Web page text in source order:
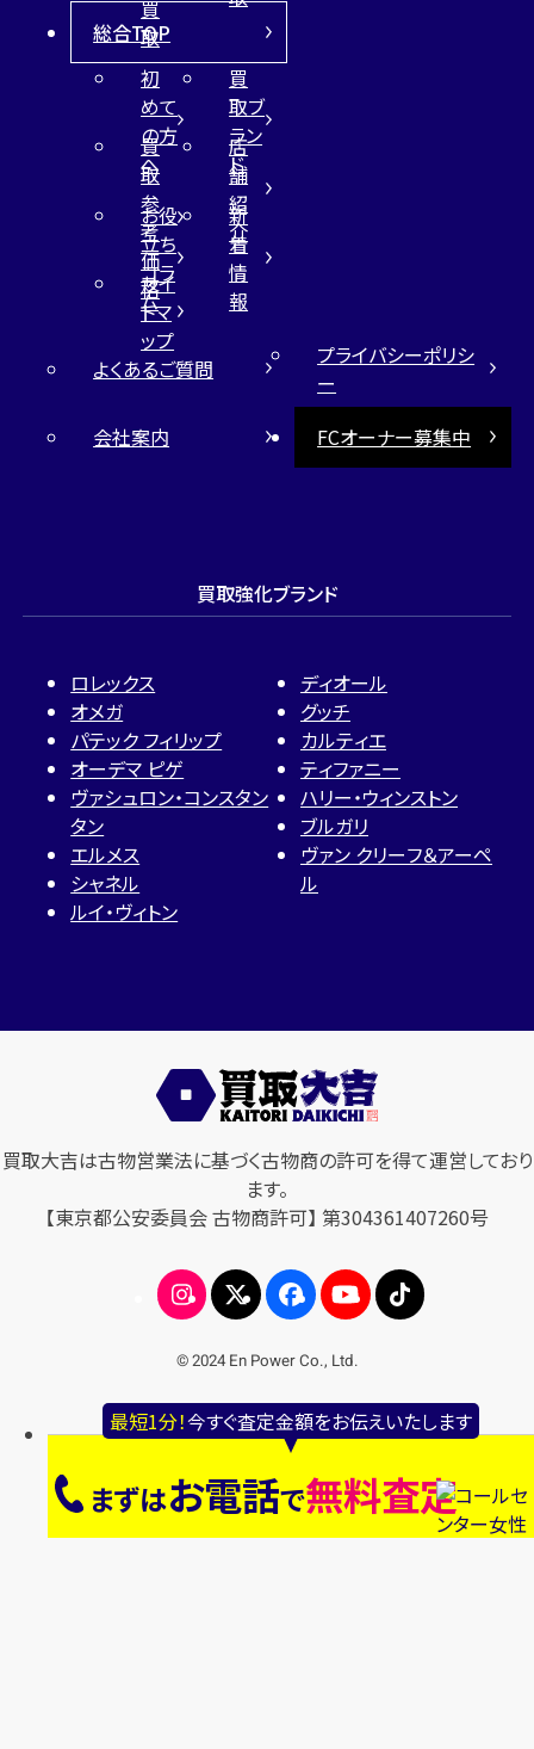
最短1分！今すぐ査定金額をお伝えいたします
まずはお電話で無料査定
買
取
総合TOP
初
めて
の方
へ
買
取ブ
ラン
ド
買
取
参
考
価
格
店
舗
紹
介
お役
立ち
コラ
ム
新
着
情
報
サイ
トマ
ップ
よくあるご質問
プライバシーポリシ
ー
会社案内
FCオーナー募集中
買取強化ブランド
ロレックス
オメガ
パテック フィリップ
オーデマ ピゲ
ヴァシュロン・コンスタン
タン
エルメス
シャネル
ルイ・ヴィトン
ディオール
グッチ
カルティエ
ティファニー
ハリー・ウィンストン
ブルガリ
ヴァン クリーフ＆アーペ
ル
買取大吉は古物営業法に基づく古物商の許可を得て運営しており
ます。
【東京都公安委員会 古物商許可】 第304361407260号
© 2024 En Power Co., Ltd.